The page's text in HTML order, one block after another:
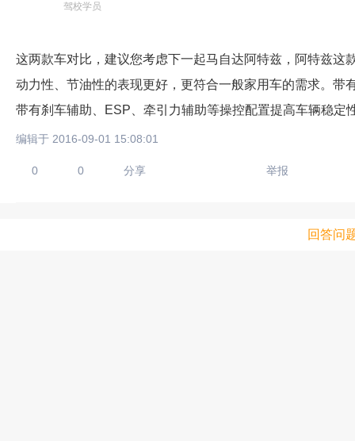
驾校学员
这两款车对比，建议您考虑下一起马自达阿特兹，阿特兹这
动力性、节油性的表现更好，更符合一般家用车的需求。带
带有刹车辅助、ESP、牵引力辅助等操控配置提高车辆稳定
编辑于 2016-09-01 15:08:01
0 0 分享 举报
回答问